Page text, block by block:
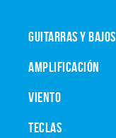
GUITARRAS Y BAJOS
AMPLIFICACIÓN
VIENTO
TECLAS